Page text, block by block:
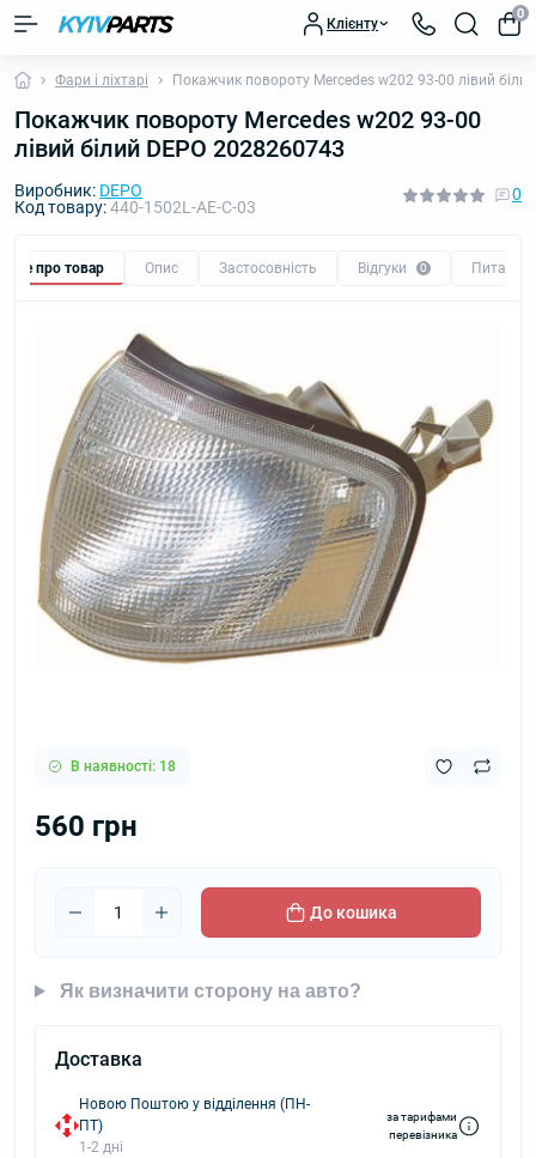
Клієнту
0
Фари і ліхтарі Покажчик повороту Mercedes w202 93-00 лівий
Покажчик повороту Mercedes w202 93-00
лівий білий DEPO 2028260743
Виробник: DEPO
Код товару:440-1502L-AE-C-03
0
Все про товар Опис Застосовність Відгуки 0 Питання
В наявності: 18
560 грн
До кошика
Як визначити сторону на авто?
Доставка
Новою Поштою у відділення (ПН-
ПТ)
1-2 дні
за тарифами
перевізника